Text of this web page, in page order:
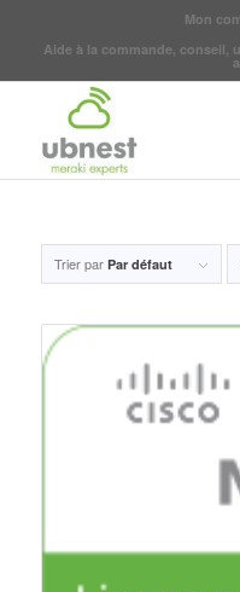
Mon
Aide à la commande, conseil,
Trier par Par défaut